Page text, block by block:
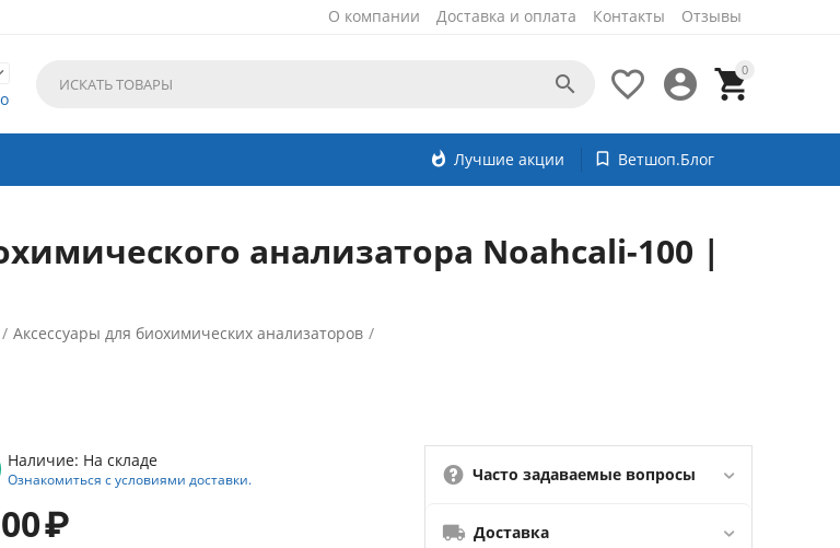
О компании Доставка и оплата Контакты Отзывы
0




whatshot Лучшие акции bookmark_border Ветшоп.Блог
анализатора Noahcali-100 |
/ Аксессуары для биохимических анализаторов /
Наличие: На складе
Ознакомиться с условиями доставки.
₽
Часто задаваемые вопросы
Доставка